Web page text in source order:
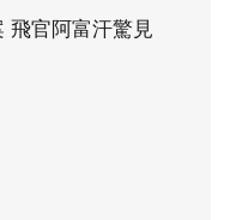
飛官阿富汗驚見